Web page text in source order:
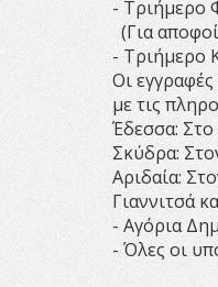
- Τριήμερο
(Για
- Τριήμερο
Οι
με τις
Έδεσσα:
Σκύδρα:
Αριδαία:
Γιαννιτσά
- Αγόρια
- Όλες οι